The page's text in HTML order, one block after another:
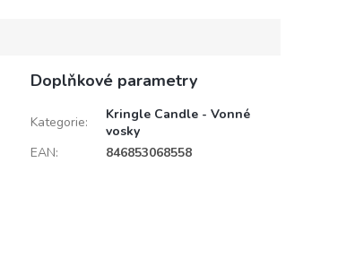
Doplňkové parametry
Kategorie:
Kringle Candle - Vonné
vosky
EAN: 846853068558